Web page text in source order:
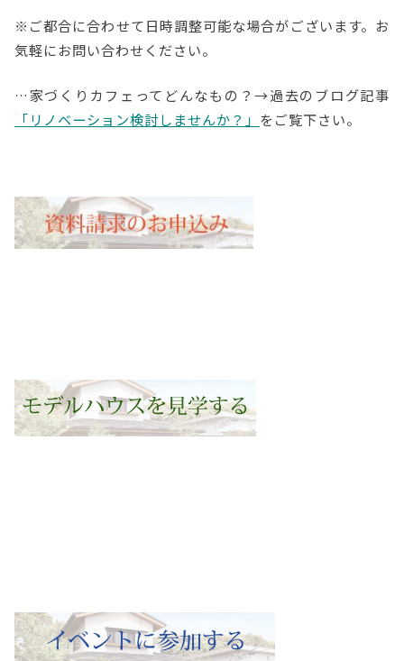
※ご都合に合わせて日時調整可能な場合がございます。お
気軽にお問い合わせください。
…家づくりカフェってどんなもの？→過去のブログ記事
「リノベーション検討しませんか？」 をご覧下さい。